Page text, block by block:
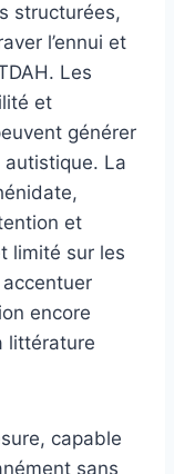
structurées,
l’ennui et
Les
et
générer
autistique. La
et
limité sur les
encore
littérature
capable
sans